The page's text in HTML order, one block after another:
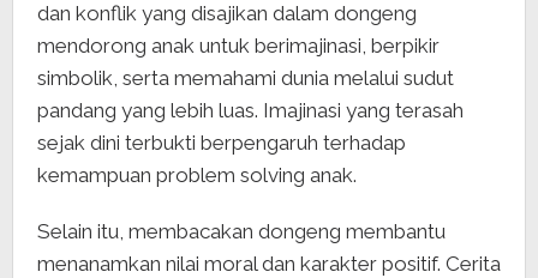
dan konflik yang disajikan dalam dongeng
mendorong anak untuk berimajinasi, berpikir
simbolik, serta memahami dunia melalui sudut
pandang yang lebih luas. Imajinasi yang terasah
sejak dini terbukti berpengaruh terhadap
kemampuan problem solving anak.
Selain itu, membacakan dongeng membantu
menanamkan nilai moral dan karakter positif. Cerita